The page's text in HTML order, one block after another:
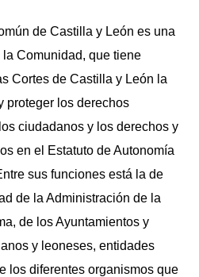
de Castilla y León es una
la Comunidad, que tiene
Cortes de Castilla y León la
proteger los derechos
ciudadanos y los derechos y
en el Estatuto de Autonomía
sus funciones está la de
de la Administración de la
de los Ayuntamientos y
y leoneses, entidades
los diferentes organismos que